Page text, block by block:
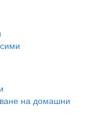
на домашни